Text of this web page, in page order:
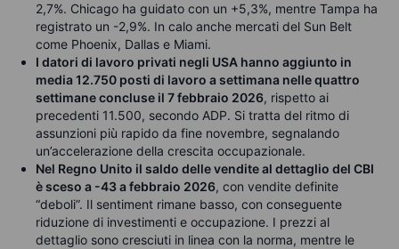
2,7%. Chicago ha guidato con un +5,3%, mentre Tampa ha
registrato un -2,9%. In calo anche mercati del Sun Belt
come Phoenix, Dallas e Miami.
I datori di lavoro privati negli USA hanno aggiunto in
media 12.750 posti di lavoro a settimana nelle quattro
settimane concluse il 7 febbraio 2026, rispetto ai
precedenti 11.500, secondo ADP. Si tratta del ritmo di
assunzioni più rapido da fine novembre, segnalando
un’accelerazione della crescita occupazionale.
Nel Regno Unito il saldo delle vendite al dettaglio del CBI
è sceso a -43 a febbraio 2026, con vendite definite
“deboli”. Il sentiment rimane basso, con conseguente
riduzione di investimenti e occupazione. I prezzi al
dettaglio sono cresciuti in linea con la norma, mentre le